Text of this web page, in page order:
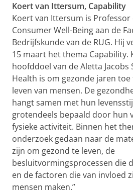
Koert van Ittersum, Capability
Koert van Ittersum is
Consumer Well-Being aan de
Bedrijfskunde van de RUG. Hij
15 maart het thema Capability.
hoofddoel van de Aletta Jacobs
Health is om gezonde jaren
leven van mensen. De
hangt samen met hun
grotendeels bepaald door hun
fysieke activiteit. Binnen het
onderzoek gedaan naar de
zijn om gezond te leven, de
besluitvormingsprocessen die
en de factoren die van invloed
mensen maken.”